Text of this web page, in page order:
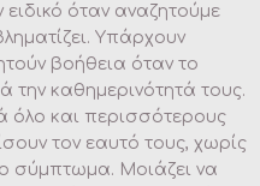
όταν αναζητούμε
Υπάρχουν
βοήθεια όταν το
την καθημερινότητά τους.
όλο και περισσότερους
τον εαυτό τους, χωρίς
σύμπτωμα. Μοιάζει να